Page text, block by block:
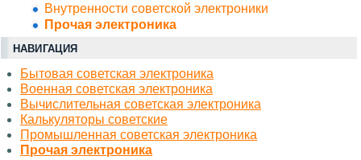
Внутренности советской электроники
Прочая электроника
НАВИГАЦИЯ
Бытовая советская электроника
Военная советская электроника
Вычислительная советская электроника
Калькуляторы советские
Промышленная советская электроника
Прочая электроника